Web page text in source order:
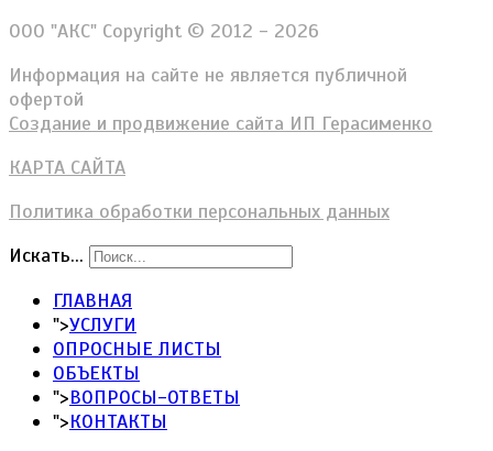
ООО "АКС" Copyright © 2012 - 2026
Информация на сайте не является публичной
офертой
Создание и продвижение сайта ИП Герасименко
КАРТА САЙТА
Политика обработки персональных данных
Искать...
ГЛАВНАЯ
">УСЛУГИ
ОПРОСНЫЕ ЛИСТЫ
ОБЪЕКТЫ
">ВОПРОСЫ-ОТВЕТЫ
">КОНТАКТЫ